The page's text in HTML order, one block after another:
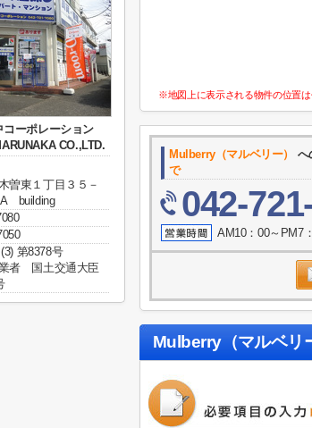
※地図上に表示される物件の位置は
Mulberry（マルベリー） へ
で
042-
AM10：00～PM7
Mulberry（マルベリ
コーポレーション
CO.,LTD.
曽東１丁目３５－
building
第8378号
者 国土交通大臣